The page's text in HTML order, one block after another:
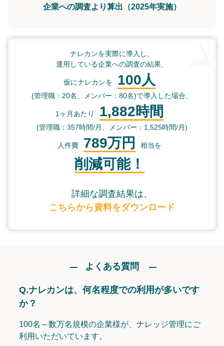
企業への調査より算出（2025年実施）
ナレカンを実際に導入し、
運用している企業への調査の結果、
仮にナレカンを 100人
(管理職：20名、メンバー：80名)で導入した場合、
1ヶ月あたり 1,882時間
(管理職：357時間/月、メンバー：1,525時間/月)
人件費 789万円 相当を
削減可能！
詳細な調査結果は、
こちらから資料をダウンロード
よくある質問
Q.ナレカンは、何名程度での利用が多いです
か？
100名～数万名規模の企業様が、ナレッジ管理にご
利用いただいています。